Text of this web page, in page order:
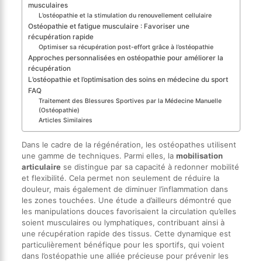
musculaires
L’ostéopathie et la stimulation du renouvellement cellulaire
Ostéopathie et fatigue musculaire : Favoriser une
récupération rapide
Optimiser sa récupération post-effort grâce à l’ostéopathie
Approches personnalisées en ostéopathie pour améliorer la
récupération
L’ostéopathie et l’optimisation des soins en médecine du sport
FAQ
Traitement des Blessures Sportives par la Médecine Manuelle
(Ostéopathie)
Articles Similaires
Dans le cadre de la régénération, les ostéopathes utilisent
une gamme de techniques. Parmi elles, la mobilisation
articulairese distingue par sa capacité à redonner mobilité
et flexibilité. Cela permet non seulement de réduire la
douleur, mais également de diminuer l’inflammation dans
les zones touchées. Une étude a d’ailleurs démontré que
les manipulations douces favorisaient la circulation qu’elles
soient musculaires ou lymphatiques, contribuant ainsi à
une récupération rapide des tissus. Cette dynamique est
particulièrement bénéfique pour les sportifs, qui voient
dans l’ostéopathie une alliée précieuse pour prévenir les